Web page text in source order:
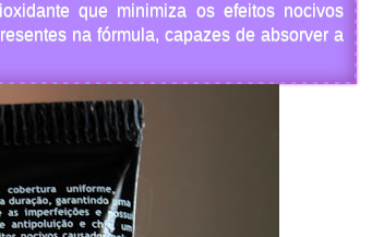
que minimiza os efeitos nocivos
na fórmula, capazes de absorver a